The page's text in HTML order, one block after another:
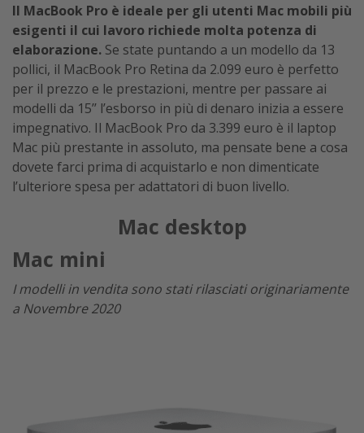
Il MacBook Pro è ideale per gli utenti Mac mobili più
esigenti il cui lavoro richiede molta potenza di
elaborazione. Se state puntando a un modello da 13
pollici, il MacBook Pro Retina da 2.099 euro è perfetto
per il prezzo e le prestazioni, mentre per passare ai
modelli da 15’’ l’esborso in più di denaro inizia a essere
impegnativo. Il MacBook Pro da 3.399 euro è il laptop
Mac più prestante in assoluto, ma pensate bene a cosa
dovete farci prima di acquistarlo e non dimenticate
l’ulteriore spesa per adattatori di buon livello.
Mac desktop
Mac mini
I modelli in vendita sono stati rilasciati originariamente
a Novembre 2020